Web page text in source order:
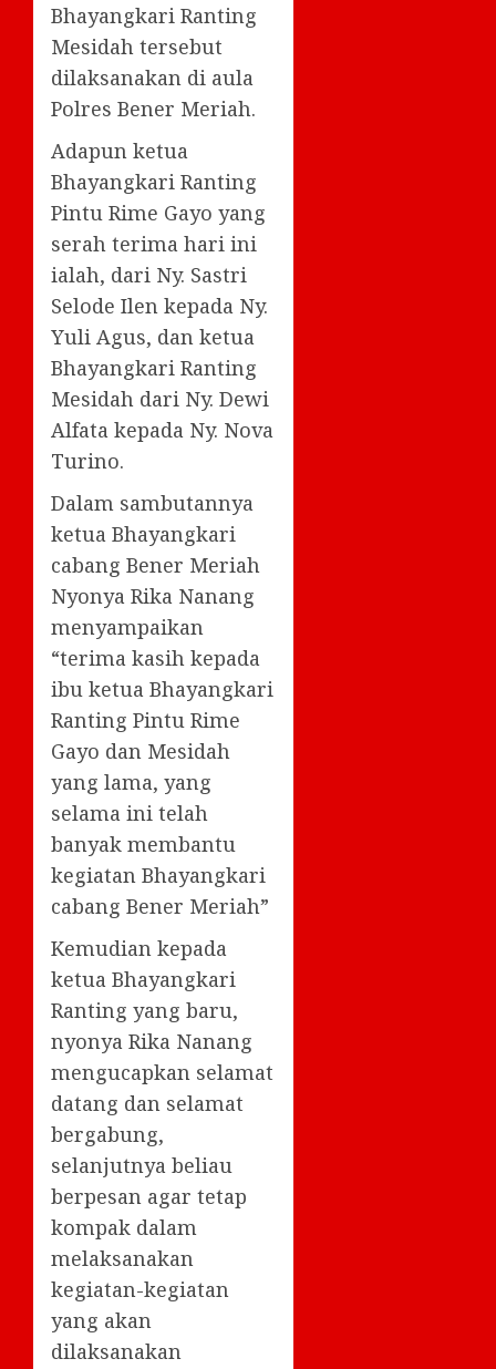
Bhayangkari Ranting
Mesidah tersebut
dilaksanakan di aula
Polres Bener Meriah.
Adapun ketua
Bhayangkari Ranting
Pintu Rime Gayo yang
serah terima hari ini
ialah, dari Ny. Sastri
Selode Ilen kepada Ny.
Yuli Agus, dan ketua
Bhayangkari Ranting
Mesidah dari Ny. Dewi
Alfata kepada Ny. Nova
Turino.
Dalam sambutannya
ketua Bhayangkari
cabang Bener Meriah
Nyonya Rika Nanang
menyampaikan
“terima kasih kepada
ibu ketua Bhayangkari
Ranting Pintu Rime
Gayo dan Mesidah
yang lama, yang
selama ini telah
banyak membantu
kegiatan Bhayangkari
cabang Bener Meriah”
Kemudian kepada
ketua Bhayangkari
Ranting yang baru,
nyonya Rika Nanang
mengucapkan selamat
datang dan selamat
bergabung,
selanjutnya beliau
berpesan agar tetap
kompak dalam
melaksanakan
kegiatan-kegiatan
yang akan
dilaksanakan